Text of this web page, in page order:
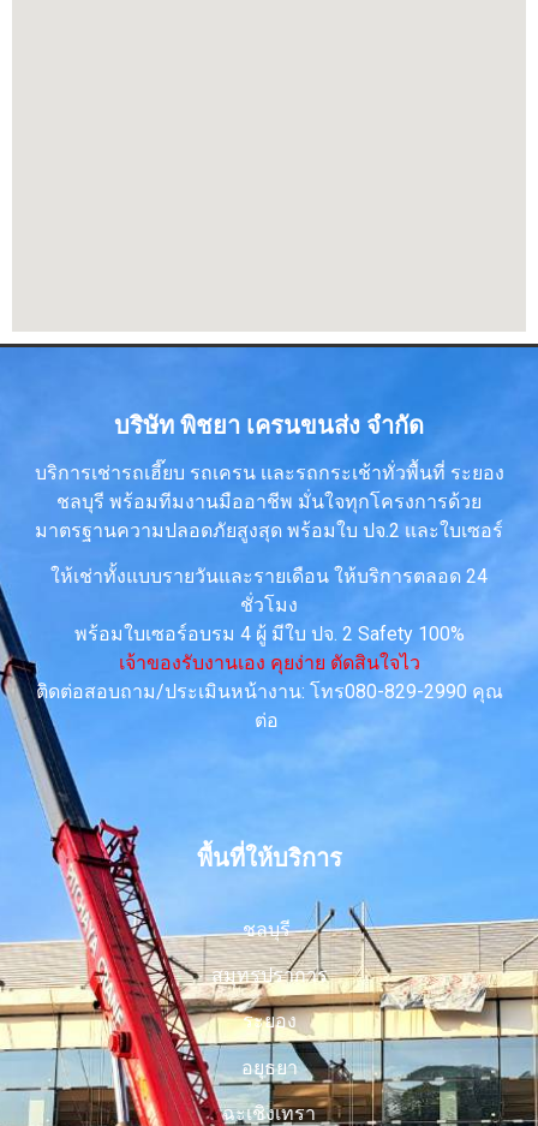
บริษัท พิชยา เครนขนส่ง จำกัด
บริการเช่ารถเฮี๊ยบ รถเครน เเละรถกระเช้าทั่วพื้นที่ ระยอง
ชลบุรี พร้อมทีมงานมืออาชีพ มั่นใจทุกโครงการด้วย
มาตรฐานความปลอดภัยสูงสุด พร้อมใบ ปจ.2 เเละใบเซอร์
ให้เช่าทั้งแบบรายวันและรายเดือน ให้บริการตลอด 24
ชั่วโมง
พร้อมใบเซอร์อบรม 4 ผู้ มีใบ ปจ. 2 Safety 100%
เจ้าของรับงานเอง คุยง่าย ตัดสินใจไว
ติดต่อสอบถาม/ประเมินหน้างาน: โทร080-829-2990 คุณ
ต่อ
พื้นที่ให้บริการ
ชลบุรี
สมุทรปราการ
ระยอง
อยุธยา
ฉะเชิงเทรา